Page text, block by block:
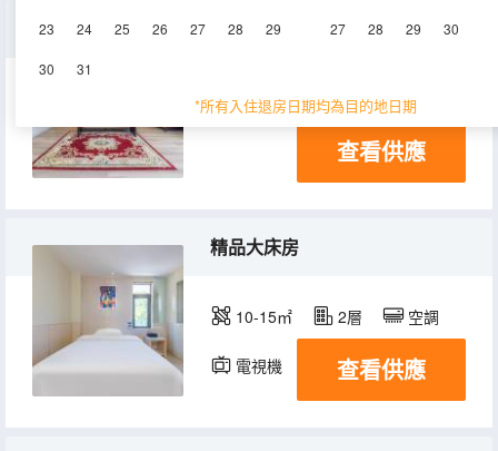
23 24 25 26 27 28 29
30 31
27 28 29 30
*所有入住退房日期均為目的地日期
豪華商務套房
35㎡ 空調 電視機
查看供應
精品大床房
10-15㎡ 2層 空調
電視機 查看供應